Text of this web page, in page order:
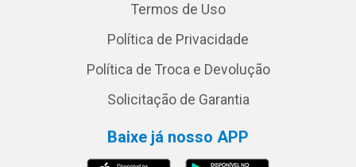
Termos de Uso
Política de Privacidade
Política de Troca e Devolução
Solicitação de Garantia
Baixe já nosso APP